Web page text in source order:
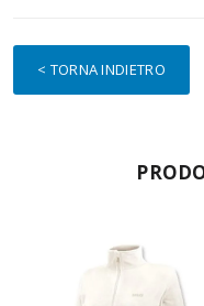
< TORNA INDIETRO